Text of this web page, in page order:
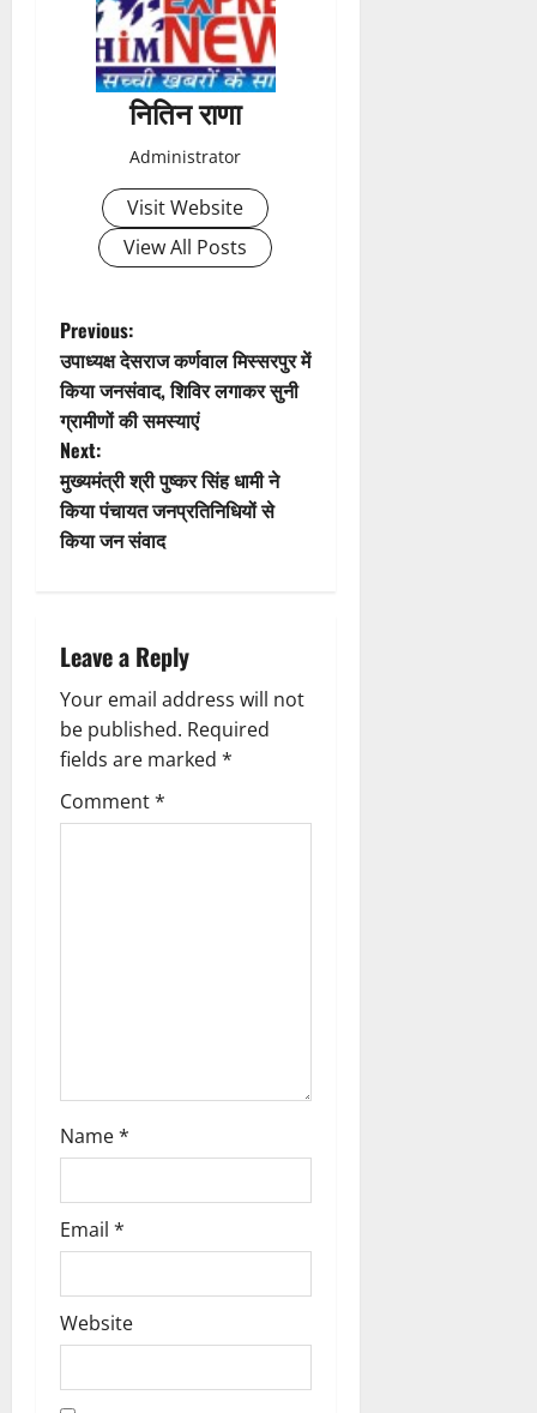
t
i
o
n
नितिन राणा
Administrator
Visit Website
View All Posts
P
o
s
t
n
v
i
g
a
Previous:
उपाध्यक्ष देसराज कर्णवाल मिस्सरपुर में
किया जनसंवाद, शिविर लगाकर सुनी
ग्रामीणों की समस्याएं
Next:
मुख्यमंत्री श्री पुष्कर सिंह धामी ने
किया पंचायत जनप्रतिनिधियों से
किया जन संवाद
Leave a Reply
Your email address will not
be published. Required
fields are marked *
Comment*
Name*
Email *
Website